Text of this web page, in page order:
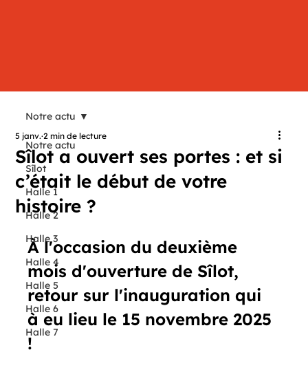
Notre actu
Sîlot
Halle 1
Halle 2
Halle 3
Halle 4
Halle 5
Halle 6
Halle 7
Notre actu
Sîlot a ouvert ses portes : et si
c’était le début de votre
histoire ?
5 janv. 2 min de lecture
À l'occasion du deuxième
mois d'ouverture de Sîlot,
retour sur l'inauguration qui
à eu lieu le 15 novembre 2025
!